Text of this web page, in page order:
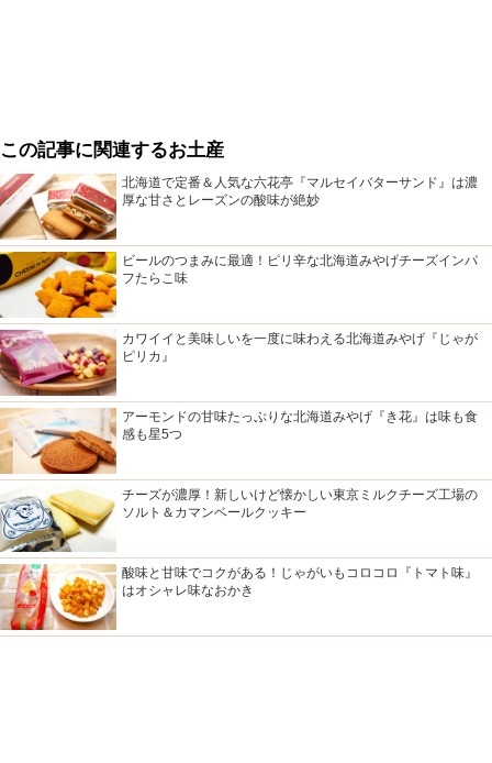
この記事に関連するお土産
北海道で定番＆人気な六花亭『マルセイバターサンド』は濃
厚な甘さとレーズンの酸味が絶妙
ビールのつまみに最適！ピリ辛な北海道みやげチーズインパ
フたらこ味
カワイイと美味しいを一度に味わえる北海道みやげ『じゃが
ピリカ』
アーモンドの甘味たっぷりな北海道みやげ『き花』は味も食
感も星5つ
チーズが濃厚！新しいけど懐かしい東京ミルクチーズ工場の
ソルト＆カマンベールクッキー
酸味と甘味でコクがある！じゃがいもコロコロ『トマト味』
はオシャレ味なおかき